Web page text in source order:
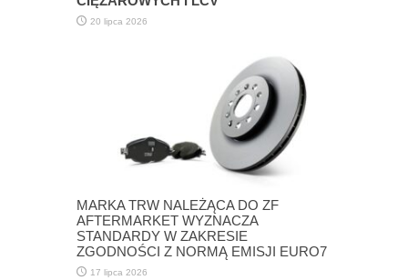
20 lipca 2026
MARKA TRW NALEŻĄCA DO ZF
AFTERMARKET WYZNACZA
STANDARDY W ZAKRESIE
ZGODNOŚCI Z NORMĄ EMISJI EURO7
17 lipca 2026